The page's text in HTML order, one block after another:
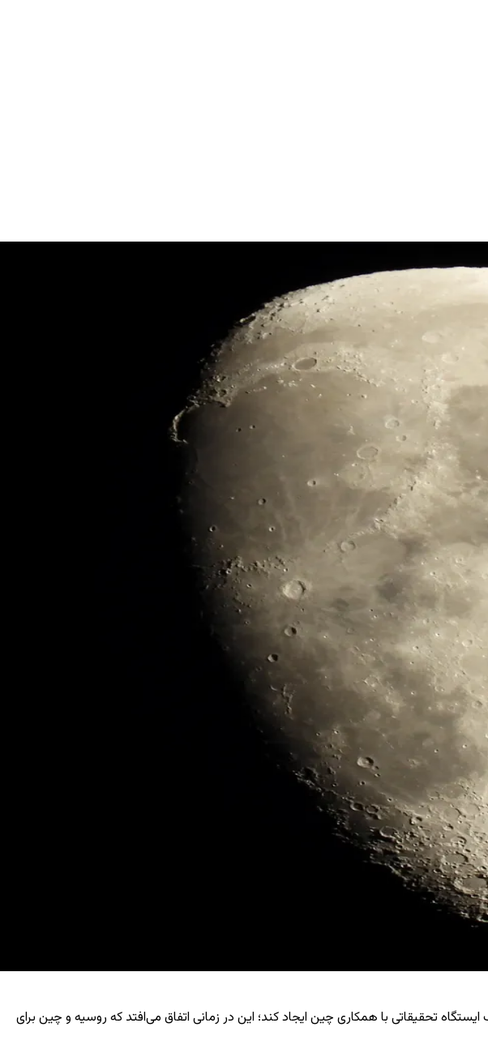
تحقیقاتی با همکاری چین ایجاد کند؛ این در زمانی اتفاق می‌افتد که روسیه و چین برای